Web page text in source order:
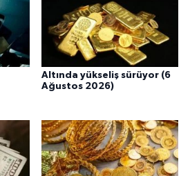
Altında yükseliş sürüyor (6
Ağustos 2026)